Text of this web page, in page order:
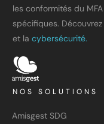
les conformités du
spécifiques.
et la cybersécurité.
NOS SOLUTIONS
Amisgest SDG